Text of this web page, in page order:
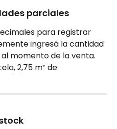
parciales
para registrar
ingresá la cantidad
al momento de la venta.
2,75 m² de